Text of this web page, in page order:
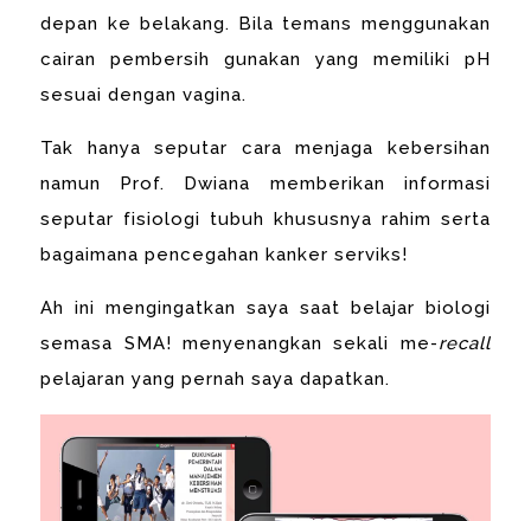
depan ke belakang. Bila temans menggunakan
cairan pembersih gunakan yang memiliki pH
sesuai dengan vagina.
Tak hanya seputar cara menjaga kebersihan
namun Prof. Dwiana memberikan informasi
seputar fisiologi tubuh khususnya rahim serta
bagaimana pencegahan kanker serviks!
Ah ini mengingatkan saya saat belajar biologi
semasa SMA! menyenangkan sekali me-recall
pelajaran yang pernah saya dapatkan.